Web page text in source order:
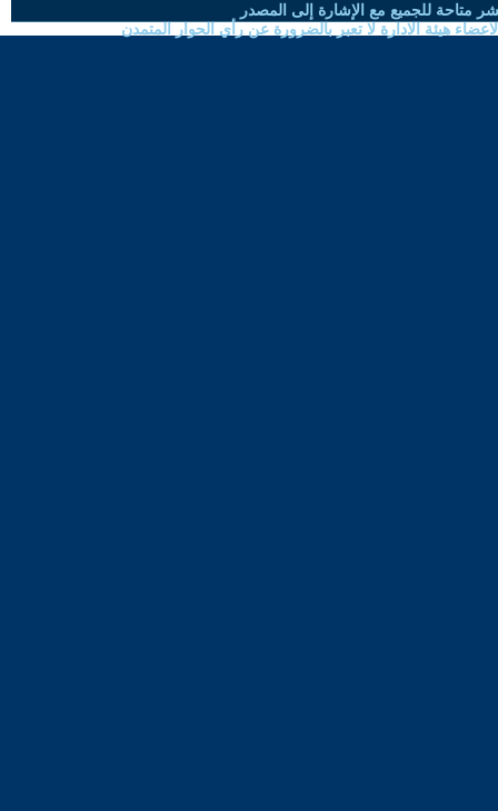
متاحة للجميع مع الإشارة إلى المصدر
هيئة الادارة لا تعبر بالضرورة عن رأي الحوار المتمدن